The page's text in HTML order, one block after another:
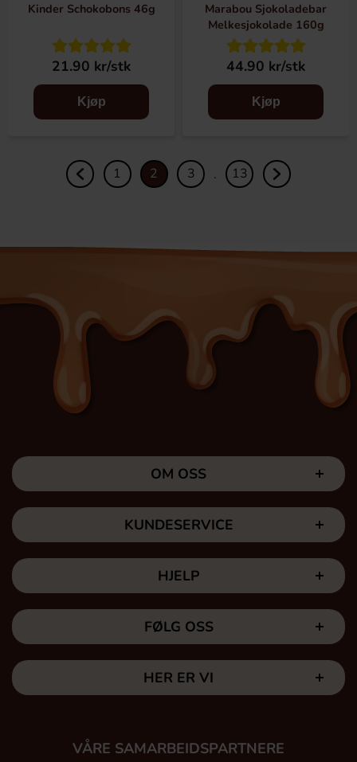
Kinder Schokobons 46g
21.90 kr/stk
Kjøp
Marabou Sjokoladebar
Melkesjokolade 160g
44.90 kr/stk
Kjøp
1 2 3 . 13
OM OSS
KUNDESERVICE
HJELP
FØLG OSS
HER ER VI
VÅRE SAMARBEIDSPARTNERE